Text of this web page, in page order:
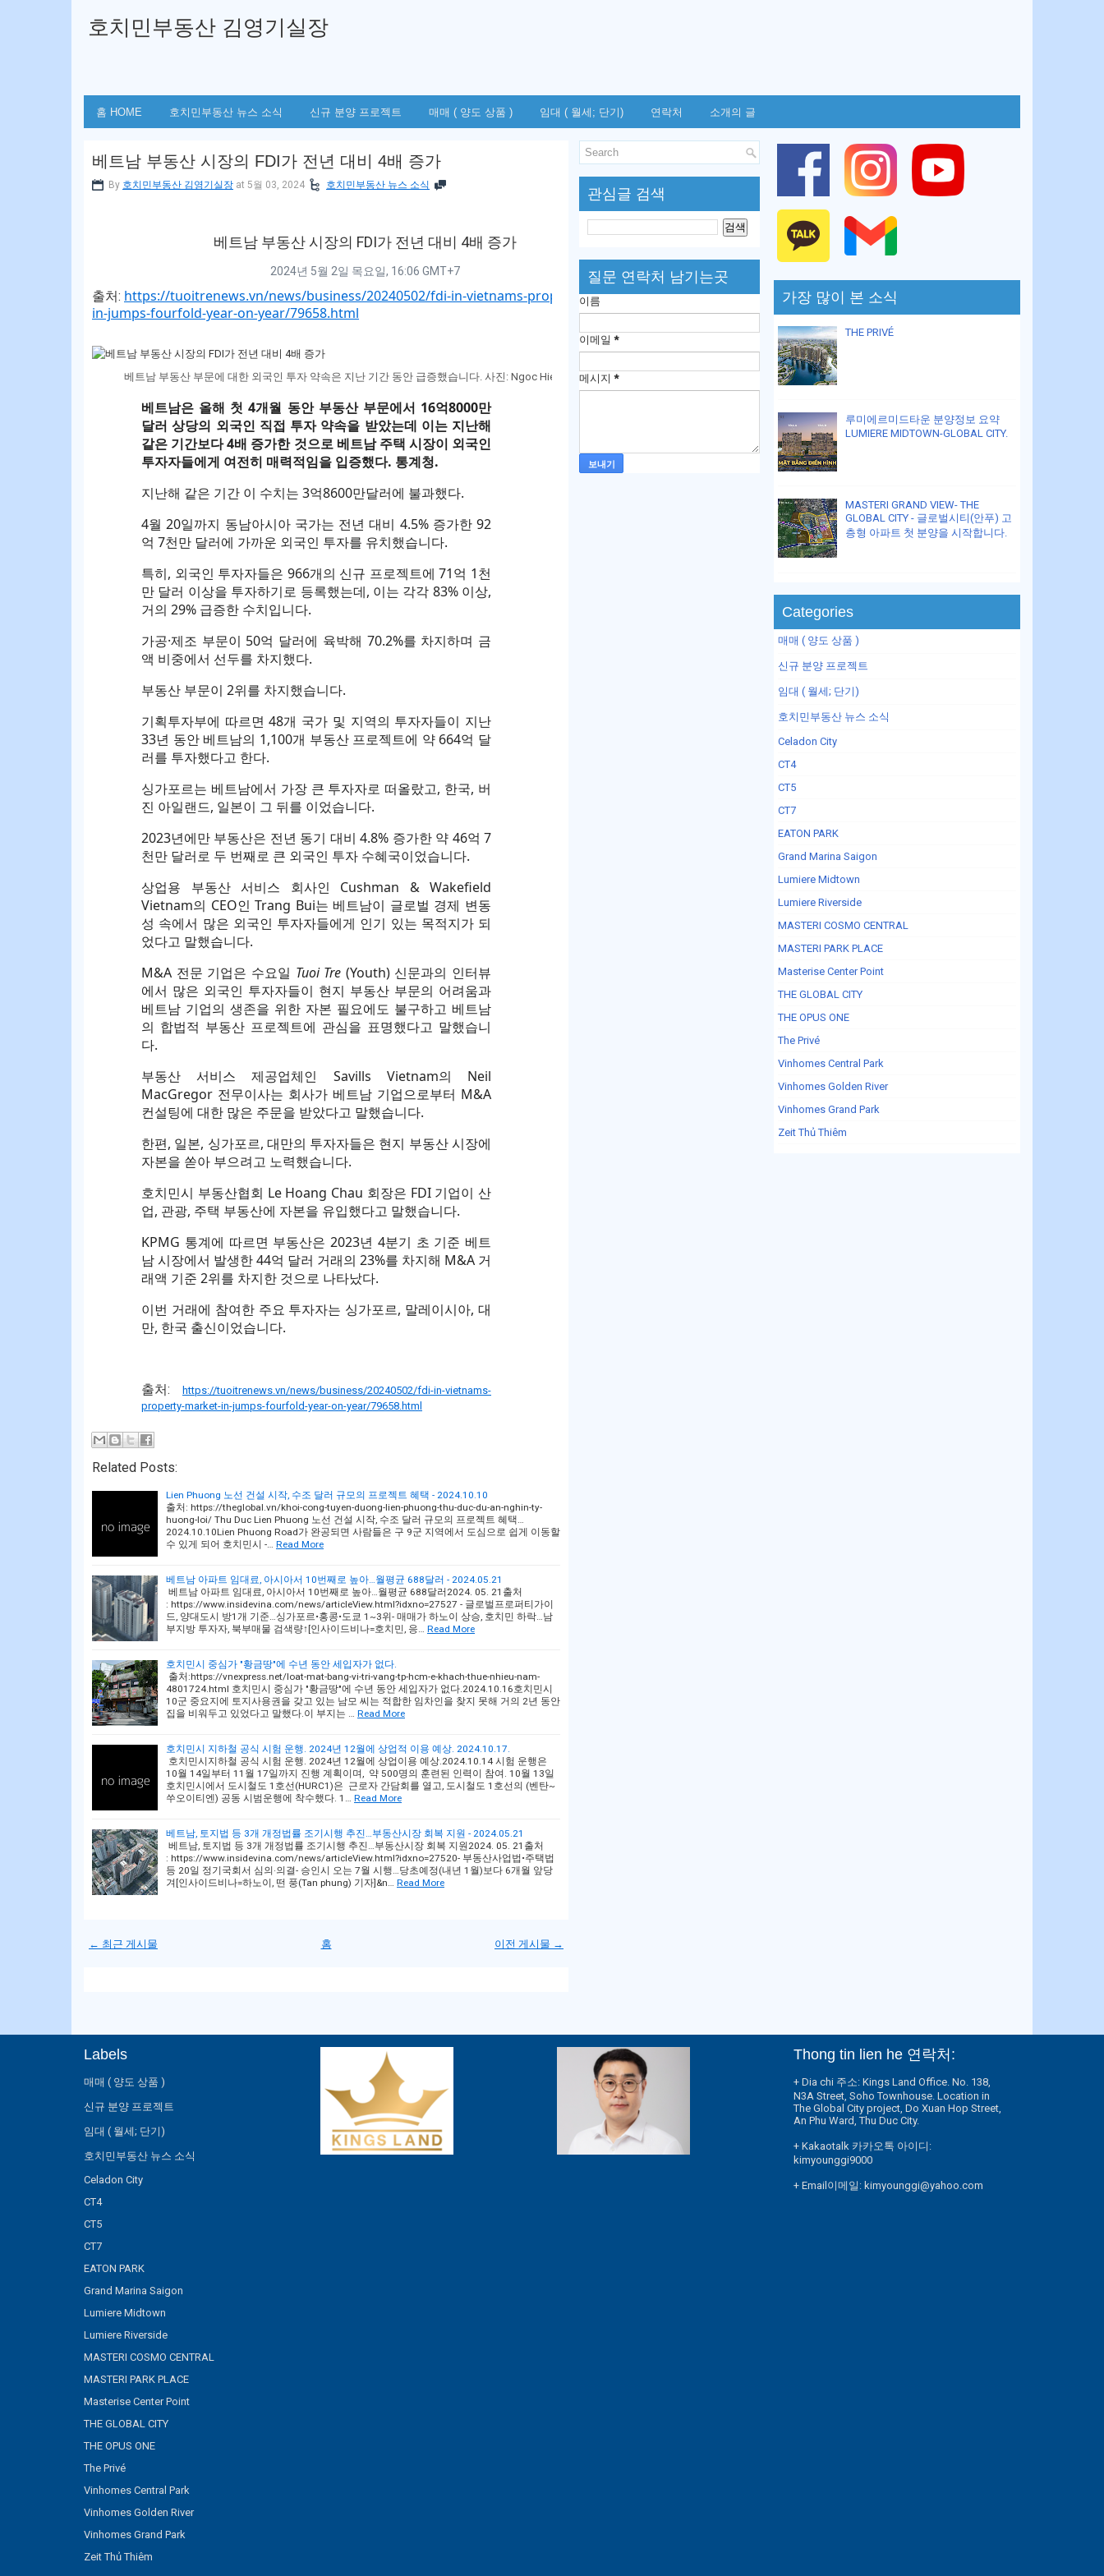
호치민부동산 김영기실장
홈 HOME 호치민부동산 뉴스 소식 신규 분양 프로젝트 매매 ( 양도 상품 ) 임대 ( 월세; 단기) 연락처 소개의 글
베트남 부동산 시장의 FDI가 전년 대비 4배 증가
By 호치민부동산 김영기실장 at 5월 03, 2024 호치민부동산 뉴스 소식
베트남 부동산 시장의 FDI가 전년 대비 4배 증가
2024년 5월 2일 목요일, 16:06 GMT+7
출처: https://tuoitrenews.vn/news/business/20240502/fdi-in-vietnams-property-market-
in-jumps-fourfold-year-on-year/79658.html
베트남 부동산 부문에 대한 외국인 투자 약속은 지난 기간 동안 급증했습니다. 사진: Ngoc Hien / Tuoi Tre
베트남은 올해 첫 4개월 동안 부동산 부문에서 16억8000만
달러 상당의 외국인 직접 투자 약속을 받았는데 이는 지난해
같은 기간보다 4배 증가한 것으로 베트남 주택 시장이 외국인
투자자들에게 여전히 매력적임을 입증했다. 통계청.
지난해 같은 기간 이 수치는 3억8600만달러에 불과했다.
4월 20일까지 동남아시아 국가는 전년 대비 4.5% 증가한 92
억 7천만 달러에 가까운 외국인 투자를 유치했습니다.
특히, 외국인 투자자들은 966개의 신규 프로젝트에 71억 1천
만 달러 이상을 투자하기로 등록했는데, 이는 각각 83% 이상,
거의 29% 급증한 수치입니다.
가공·제조 부문이 50억 달러에 육박해 70.2%를 차지하며 금
액 비중에서 선두를 차지했다.
부동산 부문이 2위를 차지했습니다.
기획투자부에 따르면 48개 국가 및 지역의 투자자들이 지난
33년 동안 베트남의 1,100개 부동산 프로젝트에 약 664억 달
러를 투자했다고 한다.
싱가포르는 베트남에서 가장 큰 투자자로 떠올랐고, 한국, 버
진 아일랜드, 일본이 그 뒤를 이었습니다.
2023년에만 부동산은 전년 동기 대비 4.8% 증가한 약 46억 7
천만 달러로 두 번째로 큰 외국인 투자 수혜국이었습니다.
상업용 부동산 서비스 회사인 Cushman & Wakefield
Vietnam의 CEO인 Trang Bui는 베트남이 글로벌 경제 변동
성 속에서 많은 외국인 투자자들에게 인기 있는 목적지가 되
었다고 말했습니다.
M&A 전문 기업은 수요일 Tuoi Tre (Youth) 신문과의 인터뷰
에서 많은 외국인 투자자들이 현지 부동산 부문의 어려움과
베트남 기업의 생존을 위한 자본 필요에도 불구하고 베트남
의 합법적 부동산 프로젝트에 관심을 표명했다고 말했습니
다.
부동산 서비스 제공업체인 Savills Vietnam의 Neil
MacGregor 전무이사는 회사가 베트남 기업으로부터 M&A
컨설팅에 대한 많은 주문을 받았다고 말했습니다.
한편, 일본, 싱가포르, 대만의 투자자들은 현지 부동산 시장에
자본을 쏟아 부으려고 노력했습니다.
호치민시 부동산협회 Le Hoang Chau 회장은 FDI 기업이 산
업, 관광, 주택 부동산에 자본을 유입했다고 말했습니다.
KPMG 통계에 따르면 부동산은 2023년 4분기 초 기준 베트
남 시장에서 발생한 44억 달러 거래의 23%를 차지해 M&A 거
래액 기준 2위를 차지한 것으로 나타났다.
이번 거래에 참여한 주요 투자자는 싱가포르, 말레이시아, 대
만, 한국 출신이었습니다.
출처:
https://tuoitrenews.vn/news/business/20240502/fdi-in-vietnams-
property-market-in-jumps-fourfold-year-on-year/79658.html
Related Posts:
Lien Phuong 노선 건설 시작, 수조 달러 규모의 프로젝트 혜택 - 2024.10.10
출처: https://theglobal.vn/khoi-cong-tuyen-duong-lien-phuong-thu-duc-du-an-nghin-ty-
huong-loi/ Thu Duc Lien Phuong 노선 건설 시작, 수조 달러 규모의 프로젝트 혜택…
2024.10.10Lien Phuong Road가 완공되면 사람들은 구 9군 지역에서 도심으로 쉽게 이동할
수 있게 되어 호치민시 -… Read More
베트남 아파트 임대료, 아시아서 10번째로 높아…월평균 688달러 - 2024.05.21
베트남 아파트 임대료, 아시아서 10번째로 높아…월평균 688달러2024. 05. 21출처
: https://www.insidevina.com/news/articleView.html?idxno=27527 - 글로벌프로퍼티가이
드, 양대도시 방1개 기준…싱가포르•홍콩•도쿄 1~3위- 매매가 하노이 상승, 호치민 하락…남
부지방 투자자, 북부매물 검색량↑[인사이드비나=호치민, 응… Read More
호치민시 중심가 "황금땅"에 수년 동안 세입자가 없다.
출처:https://vnexpress.net/loat-mat-bang-vi-tri-vang-tp-hcm-e-khach-thue-nhieu-nam-
4801724.html 호치민시 중심가 "황금땅"에 수년 동안 세입자가 없다.2024.10.16호치민시
10군 중요지에 토지사용권을 갖고 있는 남모 씨는 적합한 임차인을 찾지 못해 거의 2년 동안
집을 비워두고 있었다고 말했다.이 부지는 … Read More
호치민시 지하철 공식 시험 운행. 2024년 12월에 상업적 이용 예상. 2024.10.17.
호치민시지하철 공식 시험 운행. 2024년 12월에 상업이용 예상.2024.10.14 시험 운행은
10월 14일부터 11월 17일까지 진행 계획이며, 약 500명의 훈련된 인력이 참여. 10월 13일
호치민시에서 도시철도 1호선(HURC1)은 근로자 간담회를 열고, 도시철도 1호선의 (벤탄~
쑤오이티엔) 공동 시범운행에 착수했다. 1… Read More
베트남, 토지법 등 3개 개정법률 조기시행 추진…부동산시장 회복 지원 - 2024.05.21
베트남, 토지법 등 3개 개정법률 조기시행 추진…부동산시장 회복 지원2024. 05. 21출처
: https://www.insidevina.com/news/articleView.html?idxno=27520- 부동산사업법•주택법
등 20일 정기국회서 심의·의결- 승인시 오는 7월 시행…당초예정(내년 1월)보다 6개월 앞당
겨[인사이드비나=하노이, 떤 풍(Tan phung) 기자]&n… Read More
← 최근 게시물 이전 게시물 →
홈
관심글 검색
질문 연락처 남기는곳
이름
이메일 *
메시지 *
가장 많이 본 소식
THE PRIVÉ
루미에르미드타운 분양정보 요약
LUMIERE MIDTOWN-GLOBAL CITY.
MASTERI GRAND VIEW- THE
GLOBAL CITY - 글로벌시티(안푸) 고
층형 아파트 첫 분양을 시작합니다.
Categories
매매 ( 양도 상품 )
신규 분양 프로젝트
임대 ( 월세; 단기)
호치민부동산 뉴스 소식
Celadon City
CT4
CT5
CT7
EATON PARK
Grand Marina Saigon
Lumiere Midtown
Lumiere Riverside
MASTERI COSMO CENTRAL
MASTERI PARK PLACE
Masterise Center Point
THE GLOBAL CITY
THE OPUS ONE
The Privé
Vinhomes Central Park
Vinhomes Golden River
Vinhomes Grand Park
Zeit Thủ Thiêm
Labels
매매 ( 양도 상품 )
신규 분양 프로젝트
임대 ( 월세; 단기)
호치민부동산 뉴스 소식
Celadon City
CT4
CT5
CT7
EATON PARK
Grand Marina Saigon
Lumiere Midtown
Lumiere Riverside
MASTERI COSMO CENTRAL
MASTERI PARK PLACE
Masterise Center Point
THE GLOBAL CITY
THE OPUS ONE
The Privé
Vinhomes Central Park
Vinhomes Golden River
Vinhomes Grand Park
Zeit Thủ Thiêm
Thong tin lien he 연락처:
+ Dia chi 주소: Kings Land Office. No. 138,
N3A Street, Soho Townhouse. Location in
The Global City project, Do Xuan Hop Street,
An Phu Ward, Thu Duc City.
+ Kakaotalk 카카오톡 아이디:
kimyounggi9000
+ Email이메일: kimyounggi@yahoo.com